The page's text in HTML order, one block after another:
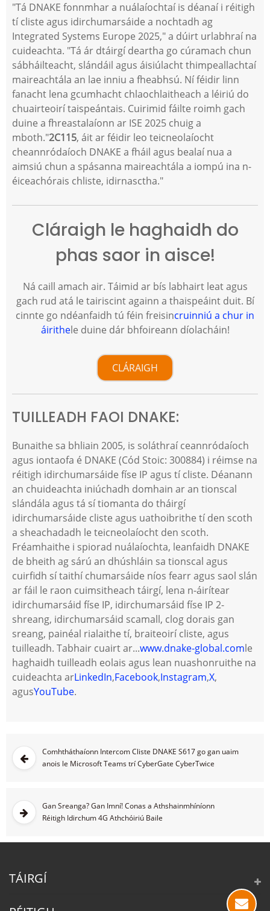
"Tá DNAKE fonnmhar a nuálaíochtaí is déanaí i réitigh
tí cliste agus idirchumarsáide a nochtadh ag
Integrated Systems Europe 2025," a dúirt urlabhraí na
cuideachta. "Tá ár dtáirgí deartha go cúramach chun
sábháilteacht, slándáil agus áisiúlacht thimpeallachtaí
maireachtála an lae inniu a fheabhsú. Ní féidir linn
fanacht lena gcumhacht chlaochlaitheach a léiriú do
chuairteoirí taispeántais. Cuirimid fáilte roimh gach
duine a fhreastalaíonn ar ISE 2025 chuig a
mboth."2C115, áit ar féidir leo teicneolaíocht
cheannródaíoch DNAKE a fháil agus bealaí nua a
aimsiú chun a spásanna maireachtála a iompú ina n-
éiceachórais chliste, idirnasctha."
Cláraigh le haghaidh do
phas saor in aisce!
Ná caill amach air. Táimid ar bís labhairt leat agus
gach rud atá le tairiscint againn a thaispeáint duit. Bí
cinnte go ndéanfaidh tú féin freisincruinniú a chur in
áirithele duine dár bhfoireann díolacháin!
CLÁRAIGH
TUILLEADH FAOI DNAKE:
Bunaithe sa bhliain 2005, is soláthraí ceannródaíoch
agus iontaofa é DNAKE (Cód Stoic: 300884) i réimse na
réitigh idirchumarsáide físe IP agus tí cliste. Déanann
an chuideachta iniúchadh domhain ar an tionscal
slándála agus tá sí tiomanta do tháirgí
idirchumarsáide cliste agus uathoibrithe tí den scoth
a sheachadadh le teicneolaíocht den scoth.
Fréamhaithe i spiorad nuálaíochta, leanfaidh DNAKE
de bheith ag sárú an dhúshláin sa tionscal agus
cuirfidh sí taithí chumarsáide níos fearr agus saol slán
ar fáil le raon cuimsitheach táirgí, lena n-áirítear
idirchumarsáid físe IP, idirchumarsáid físe IP 2-
shreang, idirchumarsáid scamall, clog dorais gan
sreang, painéal rialaithe tí, braiteoirí cliste, agus
tuilleadh. Tabhair cuairt ar...www.dnake-global.comle
haghaidh tuilleadh eolais agus lean nuashonruithe na
cuideachta arLinkedIn,Facebook,Instagram,X,
agusYouTube.
Comhtháthaíonn Intercom Cliste DNAKE S617 go gan uaim
anois le Microsoft Teams trí CyberGate CyberTwice
Gan Sreanga? Gan Imní! Conas a Athshainmhíníonn
Réitigh Idirchum 4G Athchóiriú Baile
TÁIRGÍ